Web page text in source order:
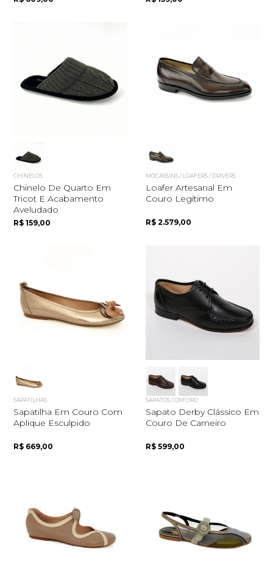
CHINELOS
Chinelo De Quarto Em
Tricot E Acabamento
Aveludado
R$ 159,00
MOCASSINS / LOAFERS / DRIVERS
Loafer Artesanal Em
Couro Legítimo
R$ 2.579,00
SAPATILHAS
Sapatilha Em Couro Com
Aplique Esculpido
R$ 669,00
SAPATOS / OXFORD
Sapato Derby Clássico Em
Couro De Carneiro
R$ 599,00